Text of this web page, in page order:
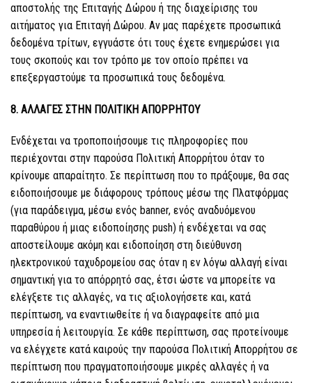
αποστολής της Επιταγής Δώρου ή της διαχείρισης του
αιτήματος για Επιταγή Δώρου. Αν μας παρέχετε προσωπικά
δεδομένα τρίτων, εγγυάστε ότι τους έχετε ενημερώσει για
τους σκοπούς και τον τρόπο με τον οποίο πρέπει να
επεξεργαστούμε τα προσωπικά τους δεδομένα.
8. ΑΛΛΑΓΕΣ ΣΤΗΝ ΠΟΛΙΤΙΚΗ ΑΠΟΡΡΗΤΟΥ
Ενδέχεται να τροποποιήσουμε τις πληροφορίες που
περιέχονται στην παρούσα Πολιτική Απορρήτου όταν το
κρίνουμε απαραίτητο. Σε περίπτωση που το πράξουμε, θα σας
ειδοποιήσουμε με διάφορους τρόπους μέσω της Πλατφόρμας
(για παράδειγμα, μέσω ενός banner, ενός αναδυόμενου
παραθύρου ή μιας ειδοποίησης push) ή ενδέχεται να σας
αποστείλουμε ακόμη και ειδοποίηση στη διεύθυνση
ηλεκτρονικού ταχυδρομείου σας όταν η εν λόγω αλλαγή είναι
σημαντική για το απόρρητό σας, έτσι ώστε να μπορείτε να
ελέγξετε τις αλλαγές, να τις αξιολογήσετε και, κατά
περίπτωση, να εναντιωθείτε ή να διαγραφείτε από μια
υπηρεσία ή λειτουργία. Σε κάθε περίπτωση, σας προτείνουμε
να ελέγχετε κατά καιρούς την παρούσα Πολιτική Απορρήτου σε
περίπτωση που πραγματοποιήσουμε μικρές αλλαγές ή να